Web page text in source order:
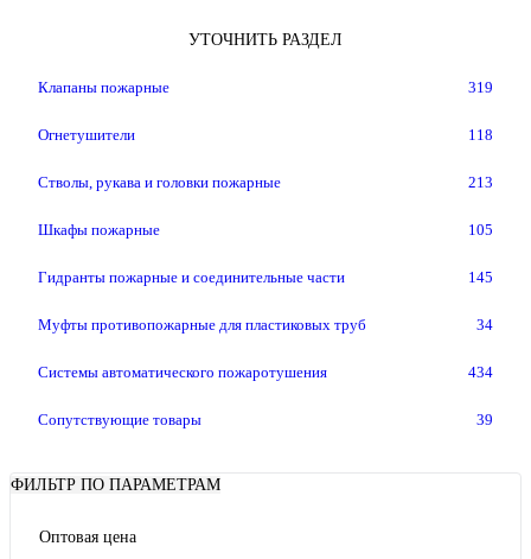
УТОЧНИТЬ РАЗДЕЛ
Клапаны пожарные 319
Огнетушители 118
Стволы, рукава и головки пожарные 213
Шкафы пожарные 105
Гидранты пожарные и соединительные части 145
Муфты противопожарные для пластиковых труб 34
Системы автоматического пожаротушения 434
Сопутствующие товары 39
ФИЛЬТР ПО ПАРАМЕТРАМ
Оптовая цена